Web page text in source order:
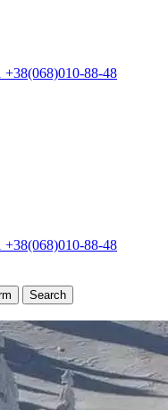
+38(068)010-88-48
+38(068)010-88-48
Search